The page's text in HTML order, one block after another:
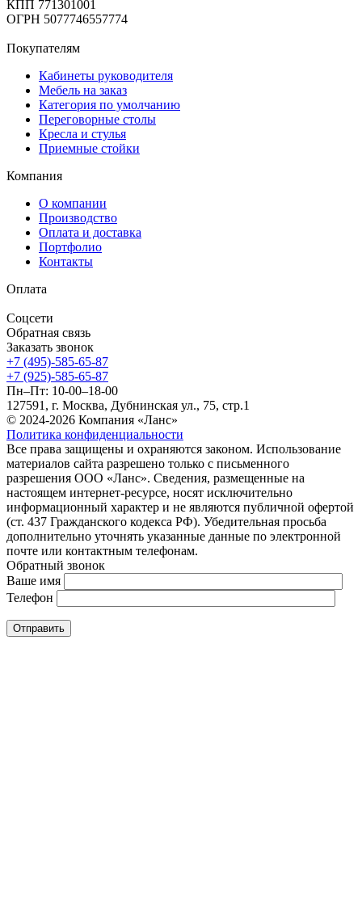
КПП 771301001
ОГРН 5077746557774
Покупателям
Кабинеты руководителя
Мебель на заказ
Категория по умолчанию
Переговорные столы
Кресла и стулья
Приемные стойки
Компания
О компании
Производство
Оплата и доставка
Портфолио
Контакты
Оплата
Соцсети
Обратная связь
Заказать звонок
+7 (495)-585-65-87
+7 (925)-585-65-87
Пн–Пт: 10-00–18-00
127591, г. Москва, Дубнинская ул., 75, стр.1
© 2024-2026 Компания «Ланс»
Политика конфиденциальности
Все права защищены и охраняются законом. Использование
материалов сайта разрешено только с письменного
разрешения ООО «Ланс». Сведения, размещенные на
настоящем интернет-ресурсе, носят исключительно
информационный характер и не являются публичной офертой
(ст. 437 Гражданского кодекса РФ). Убедительная просьба
дополнительно уточнять указанные данные по электронной
почте или контактным телефонам.
Обратный звонок
Ваше имя
Телефон
Отправить